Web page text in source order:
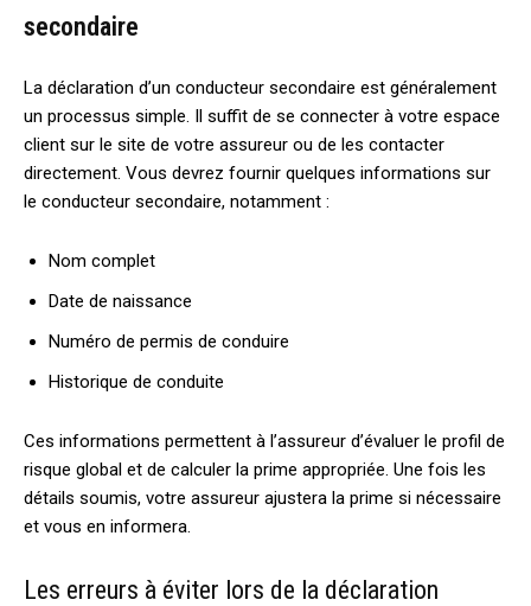
secondaire
La déclaration d’un conducteur secondaire est généralement
un processus simple. Il suffit de se connecter à votre espace
client sur le site de votre assureur ou de les contacter
directement. Vous devrez fournir quelques informations sur
le conducteur secondaire, notamment :
Nom complet
Date de naissance
Numéro de permis de conduire
Historique de conduite
Ces informations permettent à l’assureur d’évaluer le profil de
risque global et de calculer la prime appropriée. Une fois les
détails soumis, votre assureur ajustera la prime si nécessaire
et vous en informera.
Les erreurs à éviter lors de la déclaration